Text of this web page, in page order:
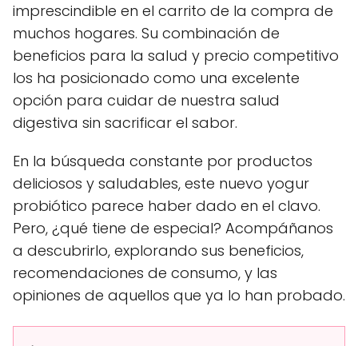
imprescindible en el carrito de la compra de
muchos hogares. Su combinación de
beneficios para la salud y precio competitivo
los ha posicionado como una excelente
opción para cuidar de nuestra salud
digestiva sin sacrificar el sabor.
En la búsqueda constante por productos
deliciosos y saludables, este nuevo yogur
probiótico parece haber dado en el clavo.
Pero, ¿qué tiene de especial? Acompáñanos
a descubrirlo, explorando sus beneficios,
recomendaciones de consumo, y las
opiniones de aquellos que ya lo han probado.